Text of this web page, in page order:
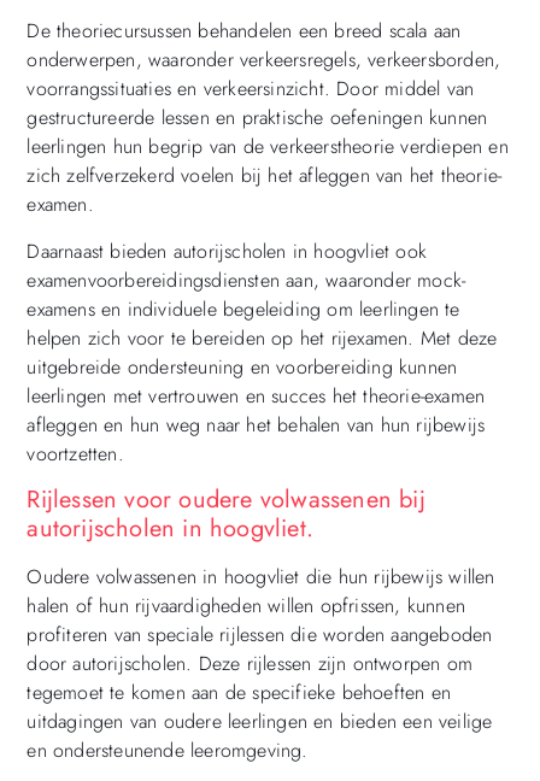
De theoriecursussen behandelen een breed scala aan
onderwerpen, waaronder verkeersregels, verkeersborden,
voorrangssituaties en verkeersinzicht. Door middel van
gestructureerde lessen en praktische oefeningen kunnen
leerlingen hun begrip van de verkeerstheorie verdiepen en
zich zelfverzekerd voelen bij het afleggen van het theorie-
examen.
Daarnaast bieden autorijscholen in hoogvliet ook
examenvoorbereidingsdiensten aan, waaronder mock-
examens en individuele begeleiding om leerlingen te
helpen zich voor te bereiden op het rijexamen. Met deze
uitgebreide ondersteuning en voorbereiding kunnen
leerlingen met vertrouwen en succes het theorie-examen
afleggen en hun weg naar het behalen van hun rijbewijs
voortzetten.
Rijlessen voor oudere volwassenen bij
autorijscholen in hoogvliet.
Oudere volwassenen in hoogvliet die hun rijbewijs willen
halen of hun rijvaardigheden willen opfrissen, kunnen
profiteren van speciale rijlessen die worden aangeboden
door autorijscholen. Deze rijlessen zijn ontworpen om
tegemoet te komen aan de specifieke behoeften en
uitdagingen van oudere leerlingen en bieden een veilige
en ondersteunende leeromgeving.